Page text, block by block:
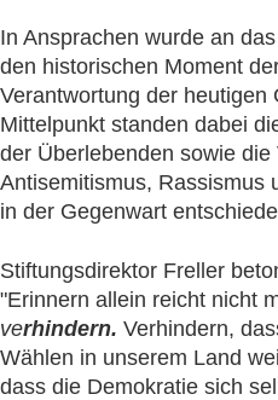
In Ansprachen wurde an
den historischen Moment
Verantwortung der heutigen
Mittelpunkt standen dabei
der Überlebenden sowie die
Antisemitismus, Rassismus
in der Gegenwart
Stiftungsdirektor Freller
"Erinnern allein reicht nicht
verhindern. Verhindern,
Wählen in unserem Land
dass die Demokratie sich